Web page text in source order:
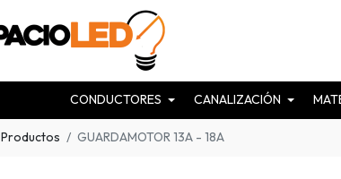
CONDUCTORES CANALIZACIÓN
Productos GUARDAMOTOR 13A - 18A